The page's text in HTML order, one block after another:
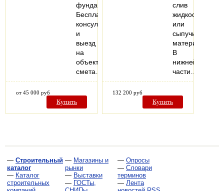
фундамента.
Бесплатная
консультация
и
выезд
на
объект,
смета…
от 45 000 руб
Купить
слив
жидкости
или
сыпучих
материалов.
В
нижней
части…
132 200 руб
Купить
— Строительный
каталог
— Каталог
строительных
— Магазины и
рынки
— Выставки
— ГОСТы,
— Опросы
— Словари
терминов
— Лента